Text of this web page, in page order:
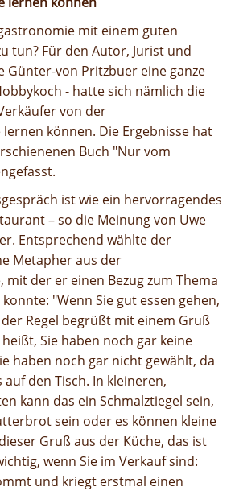
mit einem guten
tun? Für den Autor, Jurist und
Günter-von Pritzbuer eine ganze
- hatte sich nämlich die
von der
können. Die Ergebnisse hat
Buch "Nur vom
ist wie ein hervorragendes
– so die Meinung von Uwe
Entsprechend wählte der
Metapher aus der
der er einen Bezug zum Thema
"Wenn Sie gut essen gehen,
Regel begrüßt mit einem Gruß
Sie haben noch gar keine
haben noch gar nicht gewählt, da
den Tisch. In kleineren,
kann das ein Schmalztiegel sein,
sein oder es können kleine
Gruß aus der Küche, das ist
wenn Sie im Verkauf sind:
und kriegt erstmal einen